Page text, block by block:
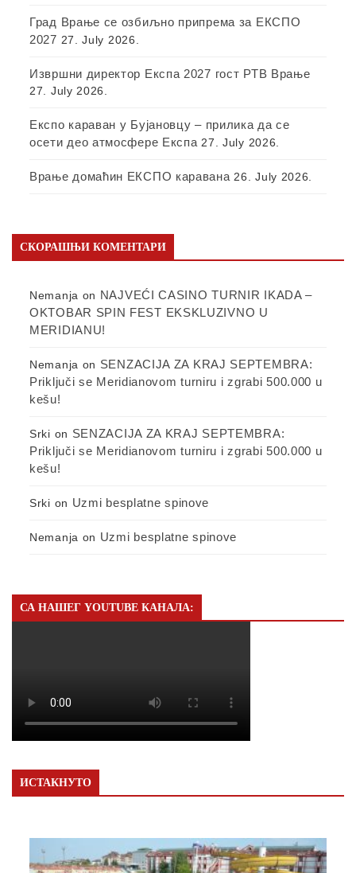
Град Врање се озбиљно припрема за ЕКСПО
2027 27. July 2026.
Извршни директор Експа 2027 гост РТВ Врање
27. July 2026.
Експо караван у Бујановцу – прилика да се
осети део атмосфере Експа 27. July 2026.
Врање домаћин ЕКСПО каравана 26. July 2026.
СКОРАШЊИ КОМЕНТАРИ
Nemanja on NAJVEĆI CASINO TURNIR IKADA –
OKTOBAR SPIN FEST EKSKLUZIVNO U
MERIDIANU!
Nemanja on SENZACIJA ZA KRAJ SEPTEMBRA:
Priključi se Meridianovom turniru i zgrabi 500.000 u
kešu!
Srki on SENZACIJA ZA KRAJ SEPTEMBRA:
Priključi se Meridianovom turniru i zgrabi 500.000 u
kešu!
Srki on Uzmi besplatne spinove
Nemanja on Uzmi besplatne spinove
СА НАШЕГ YOUTUBE КАНАЛА:
ИСТАКНУТО